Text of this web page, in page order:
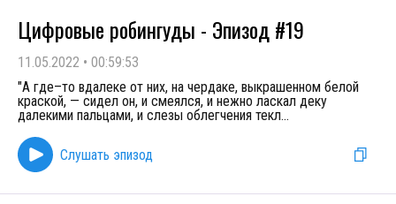
Цифровые робингуды - Эпизод #19
11.05.2022 • 00:59:53
"А где–то вдалеке от них, на чердаке, выкрашенном белой
краской, — сидел он, и смеялся, и нежно ласкал деку
далекими пальцами, и слезы облегчения текл...
Слушать эпизод